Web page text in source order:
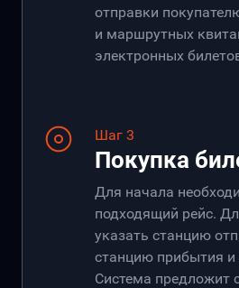
отправки
и маршрутных
электронных
Шаг 3
Покупка
Для начала
подходящий рейс.
указать станцию
станцию прибытия и
Система предложит